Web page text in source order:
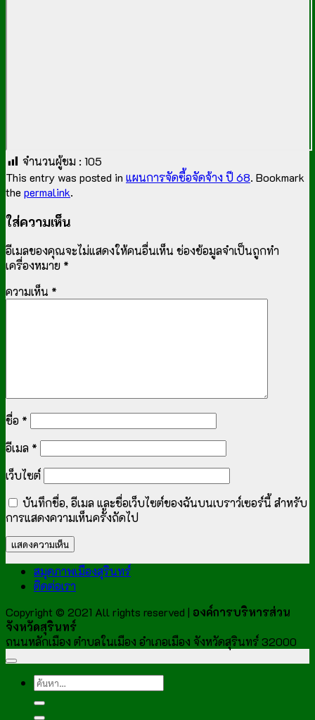
จำนวนผู้ชม : 105
This entry was posted in แผนการจัดซื้อจัดจ้าง ปี 68. Bookmark
the permalink.
ใส่ความเห็น
อีเมลของคุณจะไม่แสดงให้คนอื่นเห็น ช่องข้อมูลจำเป็นถูกทำ
เครื่องหมาย *
ความเห็น *
ชื่อ *
อีเมล *
เว็บไซต์
บันทึกชื่อ, อีเมล และชื่อเว็บไซต์ของฉันบนเบราว์เซอร์นี้ สำหรับ
การแสดงความเห็นครั้งถัดไป
สมุดภาพเมืองสุรินทร์
ติดต่อเรา
Copyright © 2021 All rights reserved | องค์การบริหารส่วน
จังหวัดสุรินทร์
ถนนหลักเมือง ตำบลในเมือง อำเภอเมือง จังหวัดสุรินทร์ 32000